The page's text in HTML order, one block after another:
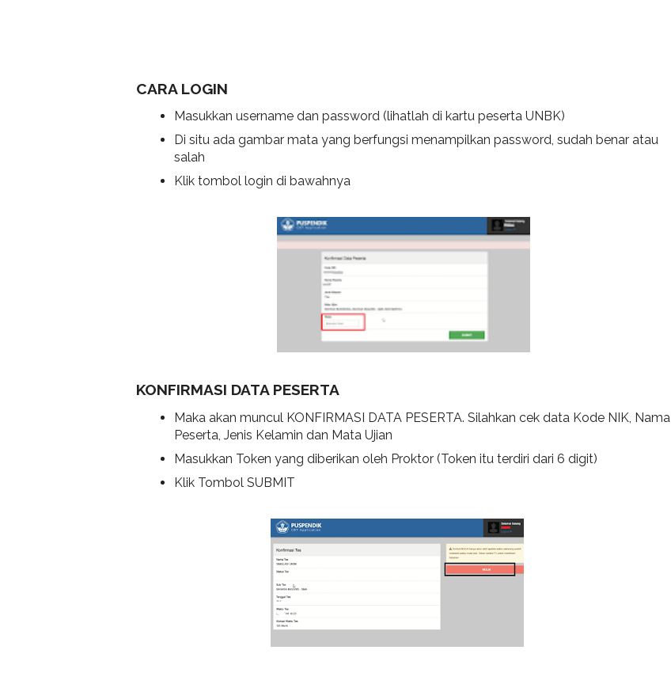
CARA LOGIN
Masukkan username dan password (lihatlah di kartu peserta UNBK)
Di situ ada gambar mata yang berfungsi menampilkan password, sudah benar atau
salah
Klik tombol login di bawahnya
KONFIRMASI DATA PESERTA
Maka akan muncul KONFIRMASI DATA PESERTA. Silahkan cek data Kode NIK, Nama
Peserta, Jenis Kelamin dan Mata Ujian
Masukkan Token yang diberikan oleh Proktor (Token itu terdiri dari 6 digit)
Klik Tombol SUBMIT